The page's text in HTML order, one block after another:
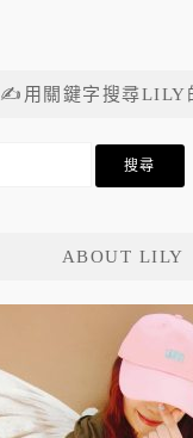
✍用關鍵字搜尋LILY
ABOUT LILY